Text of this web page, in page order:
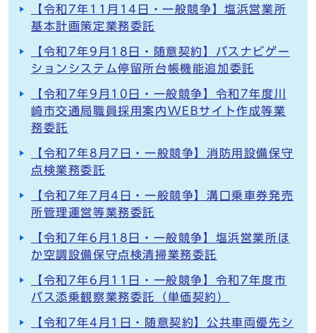
【令和7年11月14日・一般競争】塩浜営業所
基本計画策定業務委託
【令和7年9月18日・随意契約】バスナビゲー
ションシステム停留所台帳機能追加委託
【令和7年9月10日・一般競争】令和7年度川
崎市交通局職員採用案内WEBサイト作成等業
務委託
【令和7年8月7日・一般競争】消防用設備保守
点検業務委託
【令和7年7月4日・一般競争】溝口乗車券発売
所管理運営等業務委託
【令和7年6月18日・一般競争】塩浜営業所ほ
か空調設備保守点検清掃業務委託
【令和7年6月11日・一般競争】令和7年度市
バス添乗観察業務委託（単価契約）
【令和7年4月1日・随意契約】公共車両優先シ